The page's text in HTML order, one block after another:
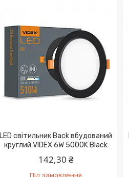
LED світильник Back вбудований
круглий VIDEX 6W 5000K Black
142,30 ₴
Під замовлення